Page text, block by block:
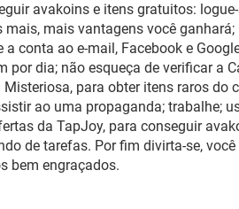
avakoins e itens gratuitos:
mais vantagens você
conta ao e-mail, Facebook e
por dia; não esqueça de verificar a
para obter itens raros do
ao uma propaganda; trabalhe;
da TapJoy, para conseguir
de tarefas. Por fim divirta-se,
bem engraçados.